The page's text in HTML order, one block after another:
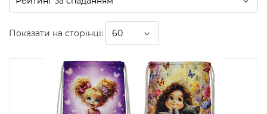
Показати на сторінці: